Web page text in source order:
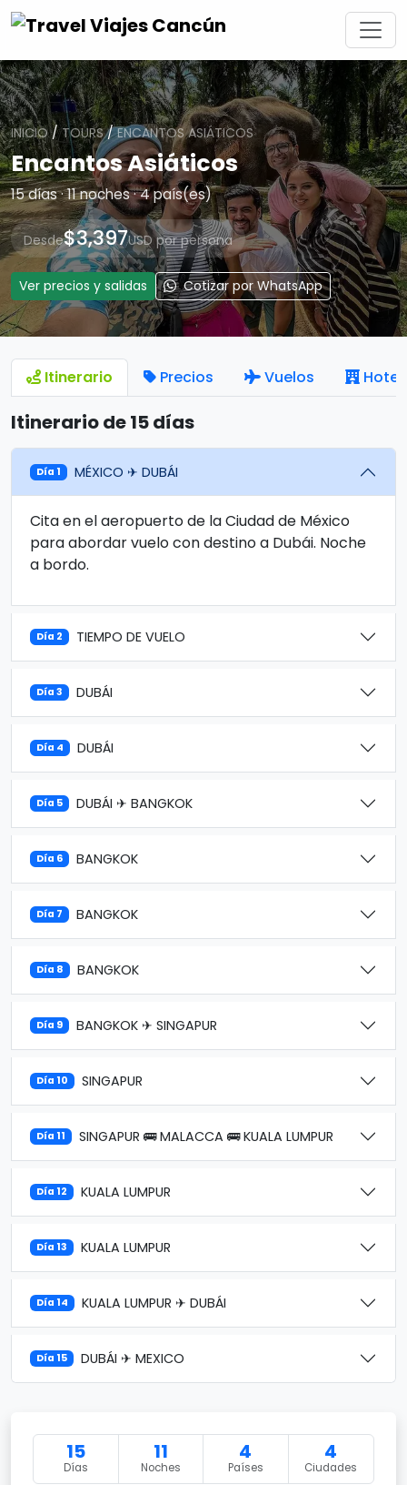
INICIO/TOURS/ENCANTOS ASIÁTICOS
Encantos Asiáticos
15 días · 11 noches · 4 país(es)
Desde$3,397USD por persona
Ver precios y salidas Cotizar por WhatsApp
Itinerario Precios Vuelos
Itinerario de 15 días
Día 1 MÉXICO ✈ DUBÁI
Cita en el aeropuerto de la Ciudad de México
para abordar vuelo con destino a Dubái. Noche
a bordo.
Día 2 TIEMPO DE VUELO
Día 3 DUBÁI
Día 4 DUBÁI
Día 5 DUBÁI ✈ BANGKOK
Día 6 BANGKOK
Día 7 BANGKOK
Día 8 BANGKOK
Día 9 BANGKOK ✈ SINGAPUR
Día 10 SINGAPUR
Día 11 SINGAPUR 🚌 MALACCA 🚌 KUALA LUMPUR
Día 12 KUALA LUMPUR
Día 13 KUALA LUMPUR
Día 14 KUALA LUMPUR ✈ DUBÁI
Día 15 DUBÁI ✈ MEXICO
15
Días
11
Noches
4
Países
4
Ciudades